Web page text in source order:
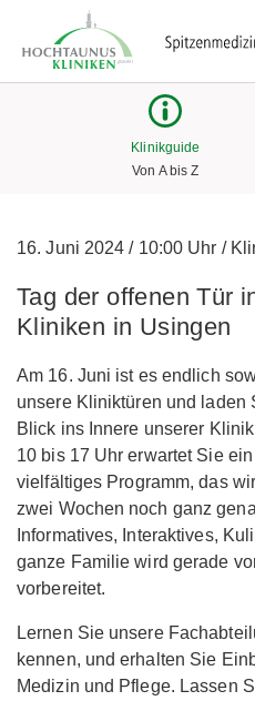
Klinikguide
Von A bis Z
16. Juni 2024/10:00 Uhr /
Tag der offenen Tür
Kliniken in Usingen
Am 16. Juni ist es endlich
unsere Kliniktüren und laden
Blick ins Innere unserer
10 bis 17 Uhr erwartet Sie
vielfältiges Programm, das
zwei Wochen noch ganz
Informatives, Interaktives,
ganze Familie wird gerade
vorbereitet.
Lernen Sie unsere
kennen, und erhalten Sie
Medizin und Pflege. Lassen